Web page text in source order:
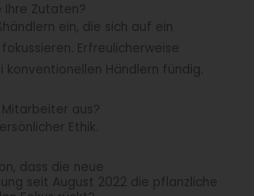
Ihre Zutaten?
ein, die sich auf ein
Erfreulicherweise
konventionellen Händlern fündig.
aus?
Ethik.
dass die neue
seit August 2022 die pflanzliche